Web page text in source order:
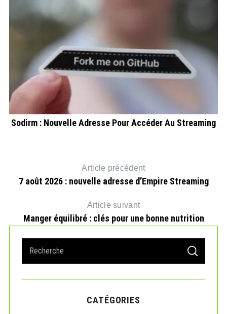
Sodirm : Nouvelle Adresse Pour Accéder Au Streaming
Article précédent
7 août 2026 : nouvelle adresse d’Empire Streaming
Article suivant
Manger équilibré : clés pour une bonne nutrition
a
r
S
A
C
CATÉGORIES